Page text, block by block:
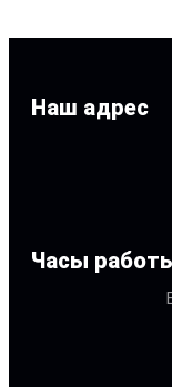
Наш адрес
Часы